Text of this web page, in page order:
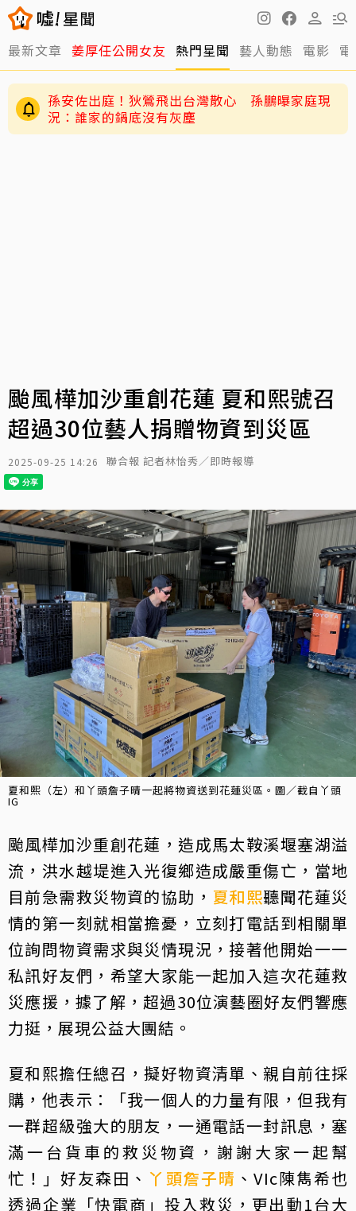
最新文章 姜厚任公開女友 熱門星聞 藝人動態 電影
孫安佐出庭！狄鶯飛出台灣散心 孫鵬曝家庭現
況：誰家的鍋底沒有灰塵
颱風樺加沙重創花蓮 夏和熙號召
超過30位藝人捐贈物資到災區
2025-09-25 14:26 聯合報 記者林怡秀／即時報導
夏和熙（左）和丫頭詹子晴一起將物資送到花蓮災區。圖／截自丫頭
IG
颱風樺加沙重創花蓮，造成馬太鞍溪堰塞湖溢
流，洪水越堤進入光復鄉造成嚴重傷亡，當地
目前急需救災物資的協助， 夏和熙聽聞花蓮災
情的第一刻就相當擔憂，立刻打電話到相關單
位詢問物資需求與災情現況，接著他開始一一
私訊好友們，希望大家能一起加入這次花蓮救
災應援，據了解，超過30位演藝圈好友們響應
力挺，展現公益大團結。
夏和熙擔任總召，擬好物資清單、親自前往採
購，他表示：「我一個人的力量有限，但我有
一群超級強大的朋友，一通電話一封訊息，塞
滿一台貨車的救災物資，謝謝大家一起幫
忙！」好友森田、 丫頭詹子晴 、VIc陳雋希也
透過企業「快電商」投入救災，更出動1台大